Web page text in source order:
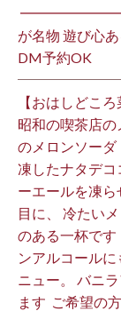
が名物 遊び心
DM予約OK ⁡
【おはしどこ
昭和の喫茶店の
のメロンソーダ
凍したナタデコ
ーエールを凍ら
目に、 冷たい
のある一杯です
ンアルコール
ニュー。 バニ
ます ⁡ ご希望の